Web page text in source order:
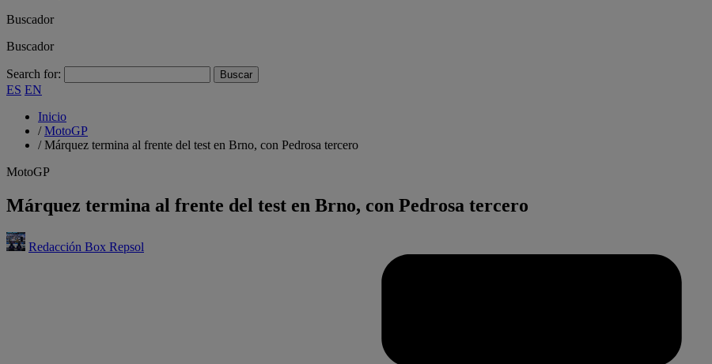
Buscador
Buscador
Search for:
ES EN
Inicio
/MotoGP
/Márquez termina al frente del test en Brno, con Pedrosa tercero
MotoGP
Márquez termina al frente del test en Brno, con Pedrosa tercero
Redacción Box Repsol